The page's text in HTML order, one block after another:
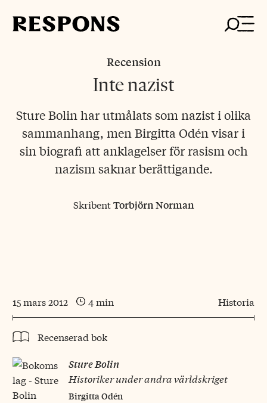
Recension
Inte nazist
Sture Bolin har utmålats som nazist i olika
sammanhang, men Birgitta Odén visar i
sin biografi att anklagelser för rasism och
nazism saknar berättigande.
SkribentTorbjörn Norman
15 mars 2012 4 min Historia
Recenserad bok
Sture Bolin
Historiker under andra världskriget
Birgitta Odén